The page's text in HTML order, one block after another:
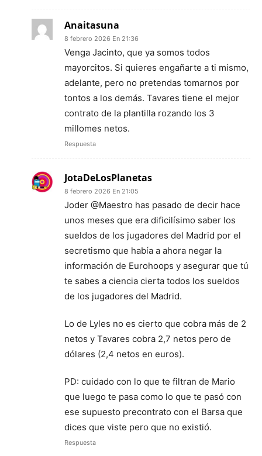
Anaitasuna
8 febrero 2026 En 21:36
Venga Jacinto, que ya somos todos
mayorcitos. Si quieres engañarte a ti mismo,
adelante, pero no pretendas tomarnos por
tontos a los demás. Tavares tiene el mejor
contrato de la plantilla rozando los 3
millomes netos.
Respuesta
JotaDeLosPlanetas
8 febrero 2026 En 21:05
Joder @Maestro has pasado de decir hace
unos meses que era dificilísimo saber los
sueldos de los jugadores del Madrid por el
secretismo que había a ahora negar la
información de Eurohoops y asegurar que tú
te sabes a ciencia cierta todos los sueldos
de los jugadores del Madrid.
Lo de Lyles no es cierto que cobra más de 2
netos y Tavares cobra 2,7 netos pero de
dólares (2,4 netos en euros).
PD: cuidado con lo que te filtran de Mario
que luego te pasa como lo que te pasó con
ese supuesto precontrato con el Barsa que
dices que viste pero que no existió.
Respuesta